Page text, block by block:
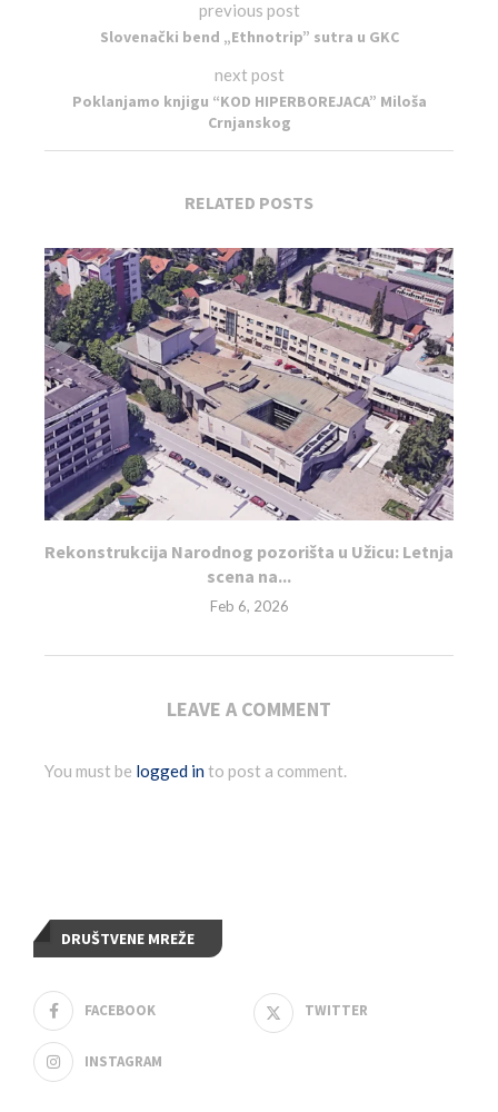
previous post
Slovenački bend „Ethnotrip” sutra u GKC
next post
Poklanjamo knjigu “KOD HIPERBOREJACA” Miloša
Crnjanskog
RELATED POSTS
Rekonstrukcija Narodnog pozorišta u Užicu: Letnja
scena na...
Feb 6, 2026
LEAVE A COMMENT
You must be logged into post a comment.
DRUŠTVENE MREŽE
FACEBOOK TWITTER
INSTAGRAM